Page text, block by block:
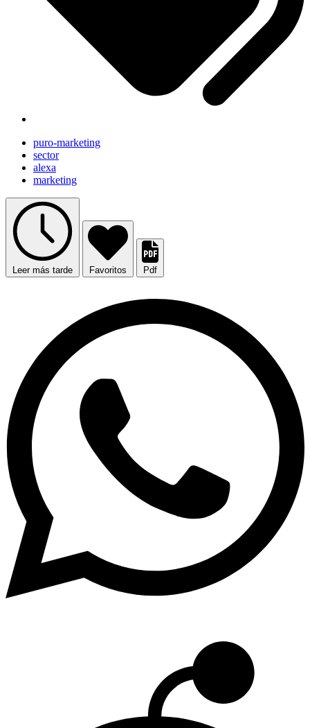
puro-marketing
sector
alexa
marketing
Leer más tarde Favoritos Pdf